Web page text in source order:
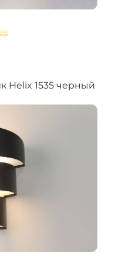
Helix 1535 черный